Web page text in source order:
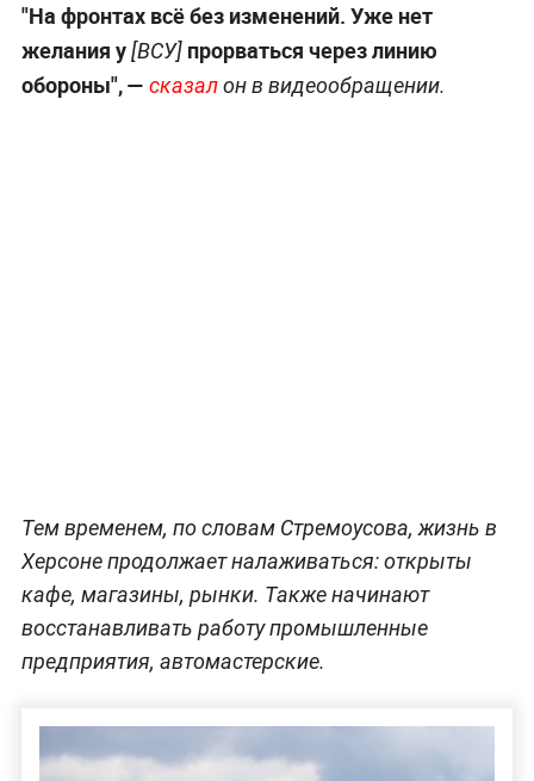
"На фронтах всё без изменений. Уже нет
желания у[ВСУ]прорваться через линию
обороны", — сказалон в видеообращении.
Тем временем, по словам Стремоусова, жизнь в
Херсоне продолжает налаживаться: открыты
кафе, магазины, рынки. Также начинают
восстанавливать работу промышленные
предприятия, автомастерские.